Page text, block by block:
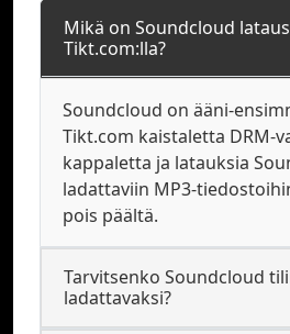
Mikä on Soundcloud
Tikt.com:lla?
Soundcloud on ääni-
Tikt.com kaistaletta DRM-
kappaletta ja latauksia
ladattaviin MP3-
pois päältä.
Tarvitsenko Soundcloud
ladattavaksi?